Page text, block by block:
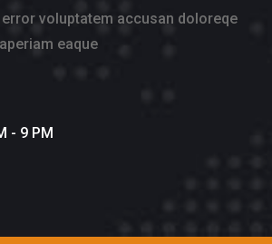
voluptatem accusan doloreqe
eaque
- 9 PM